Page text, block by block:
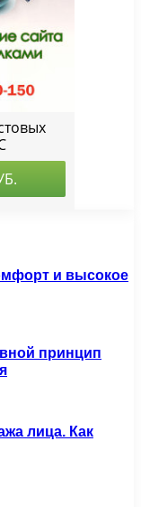
и высокое
принцип
лица. Как